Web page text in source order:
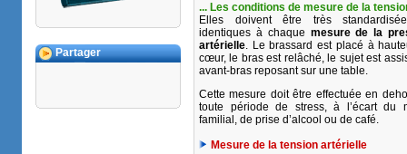
Partager
... Les conditions de mesure de la
Elles doivent être très
identiques à chaque mesure de la
artérielle. Le brassard est placé à
cœur, le bras est relâché, le sujet est
avant-bras reposant sur une table.
Cette mesure doit être effectuée en
toute période de stress, à l’écart du
familial, de prise d’alcool ou de café.
Mesure de la tension artérielle